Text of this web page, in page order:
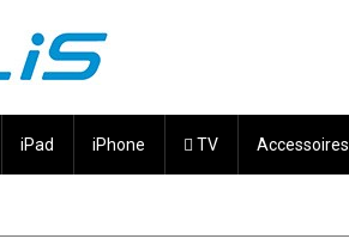
iPad iPhone  TV Accessoires